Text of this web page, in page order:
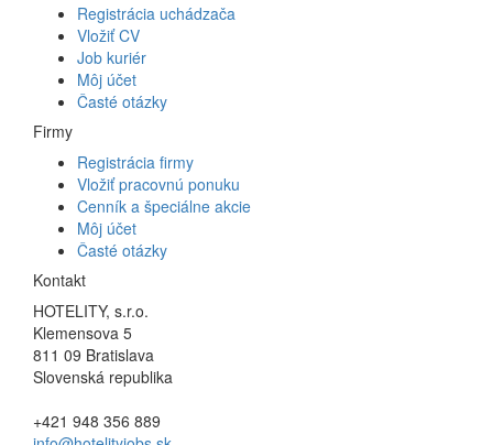
Registrácia uchádzača
Vložiť CV
Job kuriér
Môj účet
Časté otázky
Firmy
Registrácia firmy
Vložiť pracovnú ponuku
Cenník a špeciálne akcie
Môj účet
Časté otázky
Kontakt
HOTELITY, s.r.o.
Klemensova 5
811 09 Bratislava
Slovenská republika
+421 948 356 889